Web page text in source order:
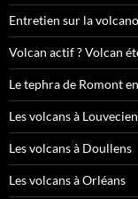
Entretien sur la
Volcan actif ? Volcan
Le tephra de Romont
Les volcans à
Les volcans à Doullens
Les volcans à Orléans